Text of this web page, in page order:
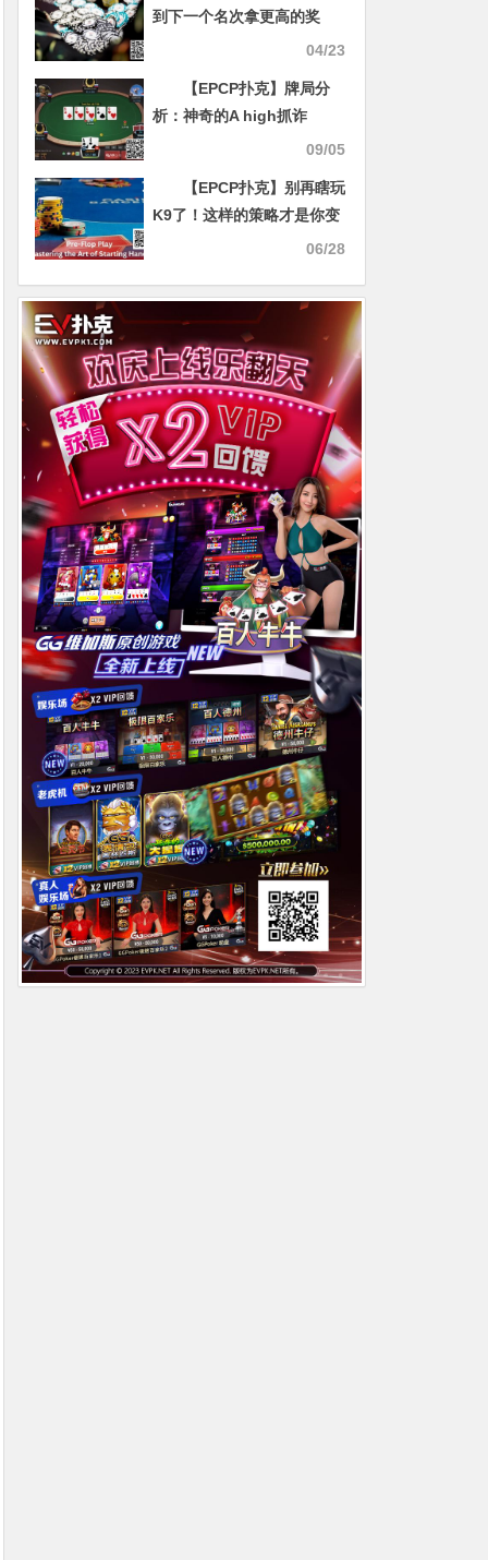
到下一个名次拿更高的奖
金，很多人的想法是错的04/23
【EPCP扑克】牌局分
析：神奇的A high抓诈
09/05
【EPCP扑克】别再瞎玩
K9了！这样的策略才是你变
06/28